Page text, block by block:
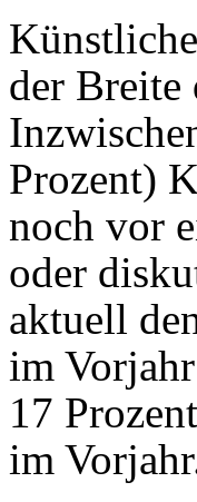
der Breite
Prozent)
noch vor
oder
aktuell
im
17
im